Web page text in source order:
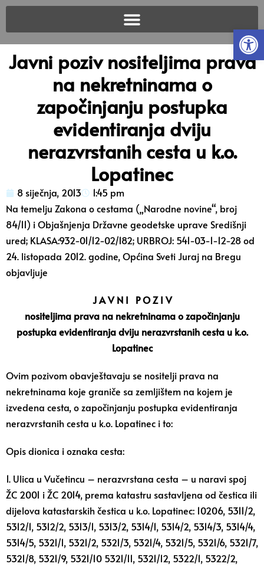
Javni poziv nositeljima prava
na nekretninama o
započinjanju postupka
evidentiranja dviju
nerazvrstanih cesta u k.o.
Lopatinec
8 siječnja, 2013
1:45 pm
Na temelju Zakona o cestama („Narodne novine“, broj
84/11) i Objašnjenja Državne geodetske uprave Središnji
ured; KLASA:932-01/12-02/182; URBROJ: 541-03-1-12-28 od
24. listopada 2012. godine, Općina Sveti Juraj na Bregu
objavljuje
J A V N I P O Z I V
nositeljima prava na nekretninama o započinjanju
postupka evidentiranja dviju nerazvrstanih cesta u k.o.
Lopatinec
Ovim pozivom obavještavaju se nositelji prava na
nekretninama koje graniče sa zemljištem na kojem je
izvedena cesta, o započinjanju postupka evidentiranja
nerazvrstanih cesta u k.o. Lopatinec i to:
Opis dionica i oznaka cesta:
1. Ulica u Vučetincu – nerazvrstana cesta – u naravi spoj
ŽC 2001 i ŽC 2014, prema katastru sastavljena od čestica ili
dijelova katastarskih čestica u k.o. Lopatinec: 10206, 5311/2,
5312/1, 5312/2, 5313/1, 5313/2, 5314/1, 5314/2, 5314/3, 5314/4,
5314/5, 5321/1, 5321/2, 5321/3, 5321/4, 5321/5, 5321/6, 5321/7,
5321/8, 5321/9, 5321/10 5321/11, 5321/12, 5322/1, 5322/2,